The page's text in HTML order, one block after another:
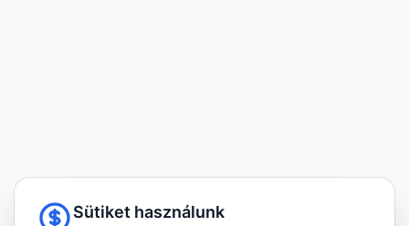
Sütiket használunk